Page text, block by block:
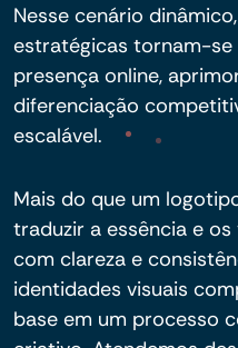
Nesse cenário
estratégicas tornam-
presença online,
diferenciação
escalável.
Mais do que um
traduzir a essência e
com clareza e
identidades visuais
base em um processo